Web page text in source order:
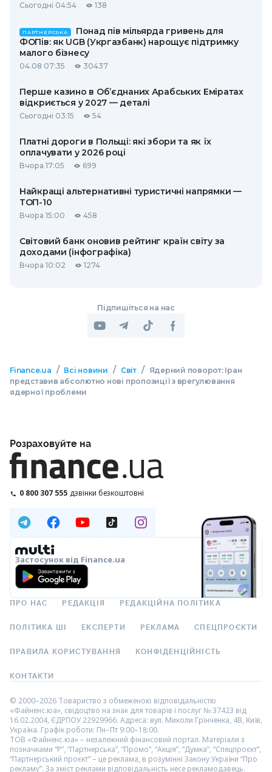
Сьогодні 04:54 138
ПАРТНЕРСЬКА
Понад пів мільярда гривень для
ФОПів: як UGB (Укргазбанк) нарощує підтримку
малого бізнесу
04.08 07:35 30437
Перше казино в Об’єднаних Арабських Еміратах
відкриється у 2027 — деталі
Сьогодні 03:15 54
Платні дороги в Польщі: які збори та як їх
оплачувати у 2026 році
Вчора 17:05 699
Найкращі альтернативні туристичні напрямки —
ТОП-10
Вчора 15:00 458
Світовий банк оновив рейтинг країн світу за
доходами (інфографіка)
Вчора 10:02 1274
Підпишіться на нас
Finance.ua / Всі новини / Світ /
Ядерний поворот: Іран
представив абсолютно нові пропозиції з врегулювання
ядерної проблеми
Розраховуйте на
0 800 307 555 дзвінки безкоштовні
Застосунок від Finance.ua
ПРО НАС РЕДАКЦІЯ РЕДАКЦІЙНА ПОЛІТИКА
ПОЛІТИКА ШІ ЕКСПЕРТИ РЕКЛАМА СПЕЦПРОЄКТИ
ПРАВИЛА КОРИСТУВАННЯ КОНФІДЕНЦІЙНІСТЬ
КОНТАКТИ
© 2000–2026 Товариство з обмеженою відповідальністю
«Файненс.юа», свідоцтво на знак для товарів і послуг № 37423 від
16.02.2004, ЄДРПОУ 22929966. Адреса: вул. Миколи Грінченка, 4В, Київ,
Україна. Графік роботи: Пн–Пт 9:00–18:00.
ТОВ «Файненс.юа» – незалежний фінансовий портал. Матеріали з
позначками “Р”, “Партнерська”, “Промо”, “Акція”, “Думка”, “Спецпроєкт”,
“Партнерський проєкт” – це реклама, в розумінні Закону України “Про
рекламу”. За зміст реклами відповідальність несе рекламодавець.